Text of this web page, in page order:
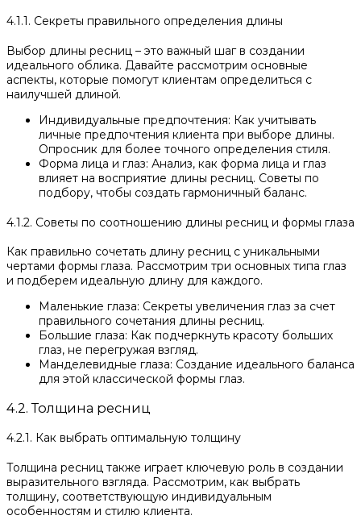
4.1.1. Секреты правильного определения длины
Выбор длины ресниц – это важный шаг в создании
идеального облика. Давайте рассмотрим основные
аспекты, которые помогут клиентам определиться с
наилучшей длиной.
Индивидуальные предпочтения: Как учитывать
личные предпочтения клиента при выборе длины.
Опросник для более точного определения стиля.
Форма лица и глаз: Анализ, как форма лица и глаз
влияет на восприятие длины ресниц. Советы по
подбору, чтобы создать гармоничный баланс.
4.1.2. Советы по соотношению длины ресниц и формы глаза
Как правильно сочетать длину ресниц с уникальными
чертами формы глаза. Рассмотрим три основных типа глаз
и подберем идеальную длину для каждого.
Маленькие глаза: Секреты увеличения глаз за счет
правильного сочетания длины ресниц.
Большие глаза: Как подчеркнуть красоту больших
глаз, не перегружая взгляд.
Манделевидные глаза: Создание идеального баланса
для этой классической формы глаз.
4.2. Толщина ресниц
4.2.1. Как выбрать оптимальную толщину
Толщина ресниц также играет ключевую роль в создании
выразительного взгляда. Рассмотрим, как выбрать
толщину, соответствующую индивидуальным
особенностям и стилю клиента.